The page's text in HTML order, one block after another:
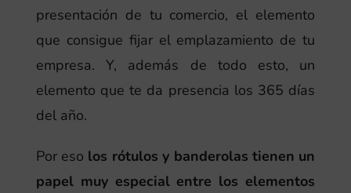
presentación de tu comercio, el elemento
que consigue fijar el emplazamiento de tu
empresa. Y, además de todo esto, un
elemento que te da presencia los 365 días
del año.
Por eso los rótulos y banderolas tienen un
papel muy especial entre los elementos